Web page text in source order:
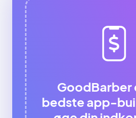
GoodBarber
bedste app-